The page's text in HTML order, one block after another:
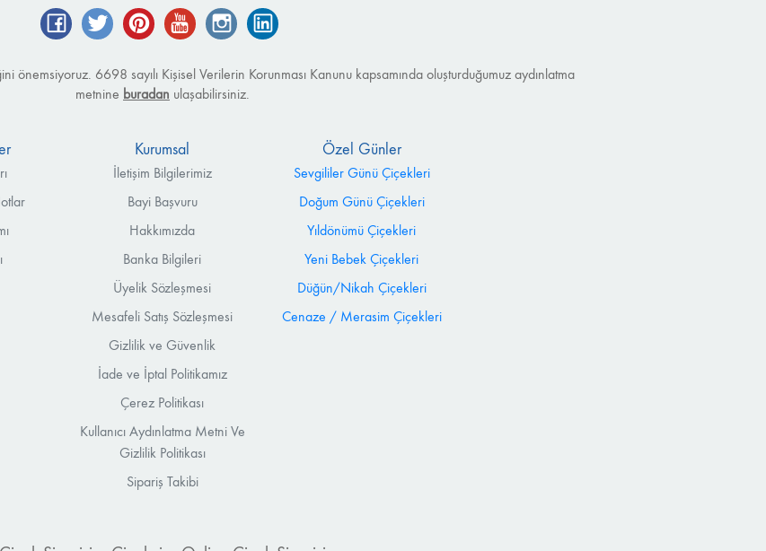
FacebookTwitter Pinterest YouTube Instagram
önemsiyoruz. 6698 sayılı Kişisel Verilerin Korunması Kanunu kapsamında oluşturduğumuz aydınlatma
metnine buradan ulaşabilirsiniz.
Kurumsal
İletişim Bilgilerimiz
Bayi Başvuru
Hakkımızda
Banka Bilgileri
Üyelik Sözleşmesi
Mesafeli Satış Sözleşmesi
Gizlilik ve Güvenlik
İade ve İptal Politikamız
Çerez Politikası
Kullanıcı Aydınlatma Metni Ve
Gizlilik Politikası
Sipariş Takibi
Özel Günler
Sevgililer Günü Çiçekleri
Doğum Günü Çiçekleri
Yıldönümü Çiçekleri
Yeni Bebek Çiçekleri
Düğün/Nikah Çiçekleri
Cenaze / Merasim Çiçekleri